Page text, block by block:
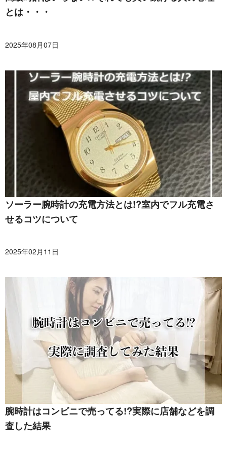
とは・・・
2025年08月07日
ソーラー腕時計の充電方法とは!?室内でフル充電さ
せるコツについて
2025年02月11日
腕時計はコンビニで売ってる!?実際に店舗などを調
査した結果